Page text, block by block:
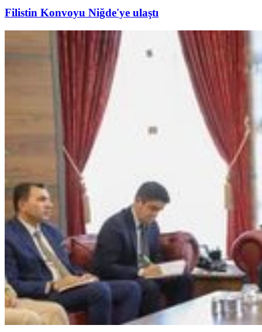
Filistin Konvoyu Niğde'ye ulaştı